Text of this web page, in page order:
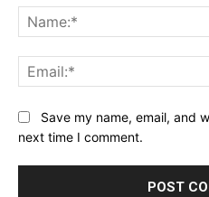
Website:Save my name, email, and
next time I comment.